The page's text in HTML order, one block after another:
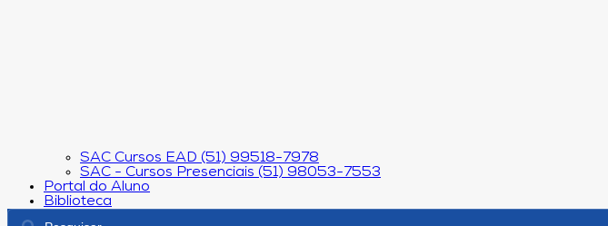
SAC Cursos EAD (51) 99518-7978
SAC - Cursos Presenciais (51) 98053-7553
Portal do Aluno
Biblioteca